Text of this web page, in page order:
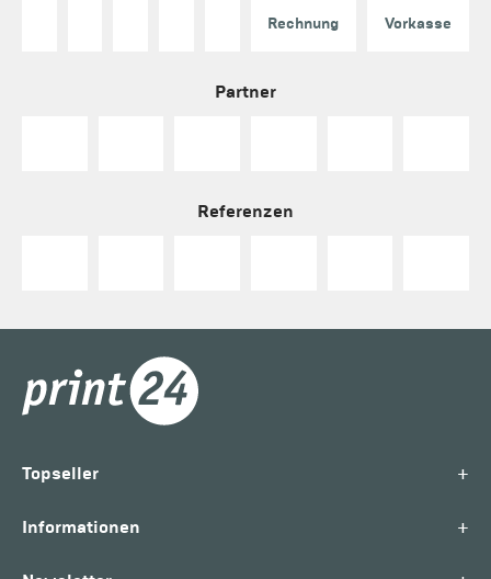
Rechnung Vorkasse
Partner
Referenzen
Topseller +
Informationen +